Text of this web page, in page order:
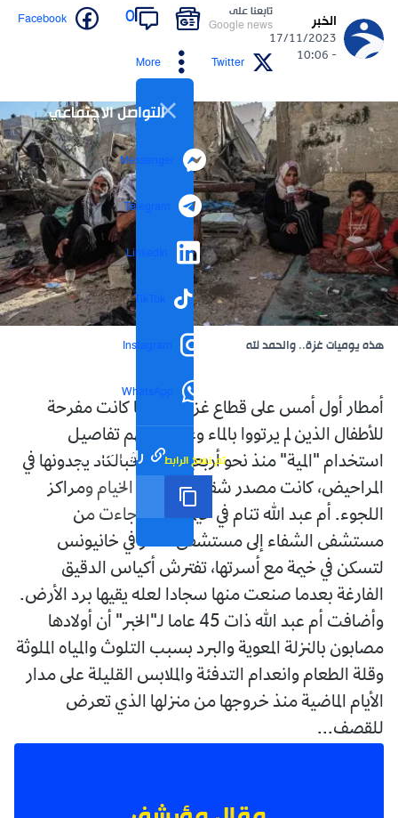
الخبر
17/11/2023
- 10:06
تابعنا على
Google news
0
Facebook
Twitter
More
التواصل الاجتماعي
Messenger
Telegram
LinkedIn
TikTok
Instagram
WhatsApp
رابط مختصر تم نسخ الرابط
هذه يوميات غزة.. والحمد لله
أمطار أول أمس على قطاع غزة بقدر ما كانت مفرحة
للأطفال الذين لم يرتووا بالماء وغابت عنهم تفاصيل
استخدام "المية" منذ نحو أربعين يوما، فبالكاد يجدونها في
المراحيض، كانت مصدر شقاء للأسر في الخيام ومراكز
اللجوء. أم عبد الله تنام في خيمة بعدما جاءت من
مستشفى الشفاء إلى مستشفى ناصر في خانيونس
لتسكن في خيمة مع أسرتها، تفترش أكياس الدقيق
الفارغة بعدما صنعت منها سجادا لعله يقيها برد الأرض.
وأضافت أم عبد الله ذات 45 عاما لـ"الخبر" أن أولادها
مصابون بالنزلة المعوية والبرد بسبب التلوث والمياه الملوثة
وقلة الطعام وانعدام التدفئة والملابس القليلة على مدار
الأيام الماضية منذ خروجها من منزلها الذي تعرض
للقصف...